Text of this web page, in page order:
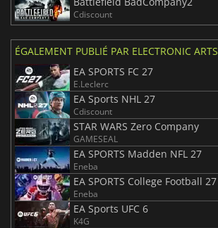
Cdiscount
ÉGALEMENT PUBLIÉ PAR ELECTRONIC ARTS
EA SPORTS FC 27
E.Leclerc
EA Sports NHL 27
Cdiscount
STAR WARS Zero Company
GAMESEAL
EA SPORTS Madden NFL 27
Eneba
EA SPORTS College Football 27
Eneba
EA Sports UFC 6
K4G